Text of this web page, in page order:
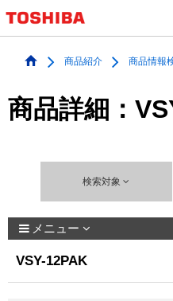
商品紹介 商品情報
商品詳細：
検索対象
メニュー
VSY-12PAK